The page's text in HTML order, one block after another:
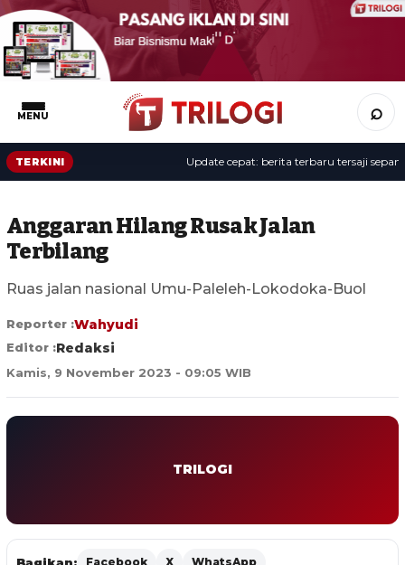
MENU ⌕
TERKINI Update cepat: berita terbaru tersaji
Anggaran Hilang Rusak Jalan
Terbilang
Ruas jalan nasional Umu-Paleleh-Lokodoka-Buol
Reporter :Wahyudi
Editor :Redaksi
Kamis, 9 November 2023 - 09:05 WIB
TRILOGI
Bagikan: Facebook X WhatsApp